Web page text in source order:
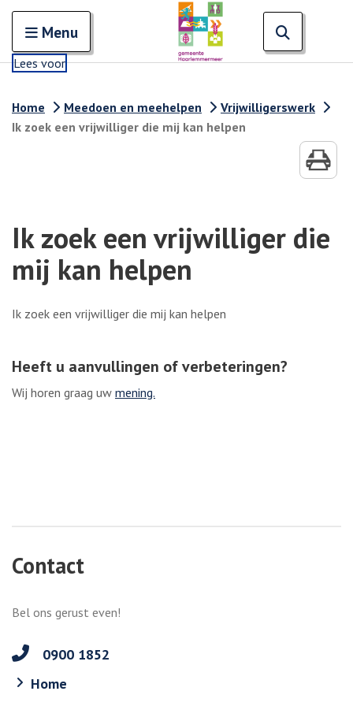
Open en sluit het
Menu
Lees voor
Home Meedoen en meehelpen
Vrijwilligerswerk
Ik zoek een vrijwilliger die mij kan helpen
Ik zoek een vrijwilliger die
mij kan helpen
Ik zoek een vrijwilliger die mij kan helpen
Heeft u aanvullingen of verbeteringen?
Wij horen graag uw mening.
Contact
Bel ons gerust even!
0900 1852
Home